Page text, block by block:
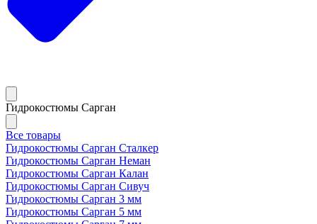
Гидрокостюмы Сарган
Все товары
Гидрокостюмы Сарган Сталкер
Гидрокостюмы Сарган Неман
Гидрокостюмы Сарган Калан
Гидрокостюмы Сарган Сивуч
Гидрокостюмы Сарган 3 мм
Гидрокостюмы Сарган 5 мм